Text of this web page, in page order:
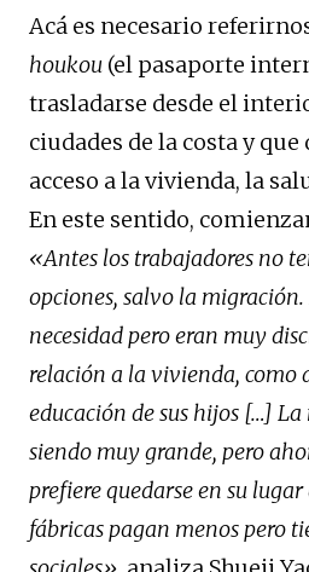
Acá es necesario
houkou (el pasaporte
trasladarse desde el
ciudades de la costa y
acceso a la vivienda, la
En este sentido,
«Antes los trabajadores no
opciones, salvo la
necesidad pero eran muy
relación a la vivienda, como
educación de sus hijos […]
siendo muy grande, pero
prefiere quedarse en su
fábricas pagan menos pero